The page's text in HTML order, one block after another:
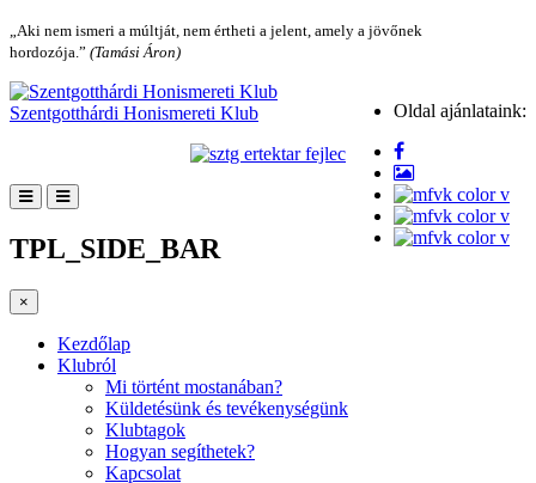
„Aki nem ismeri a múltját, nem értheti a jelent, amely a jövőnek
hordozója.” (Tamási Áron)
Oldal ajánlataink:
Szentgotthárdi Honismereti Klub
TPL_SIDE_BAR
×
Kezdőlap
Klubról
Mi történt mostanában?
Küldetésünk és tevékenységünk
Klubtagok
Hogyan segíthetek?
Kapcsolat